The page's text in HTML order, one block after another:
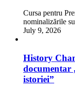
Cursa pentru
nominalizările
July 9, 2026
History
documentar
istoriei”